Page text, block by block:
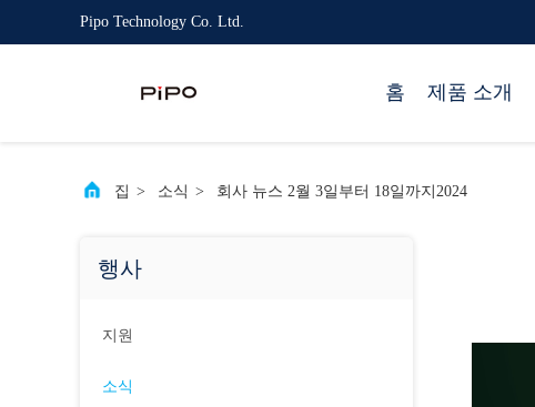
Pipo Technology Co. Ltd.
홈 제품 소개
집 > 소식 > 회사 뉴스 2월 3일부터 18일까지2024
행사
지원
소식